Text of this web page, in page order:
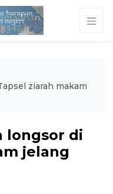
ziarah makam
longsor di
jelang